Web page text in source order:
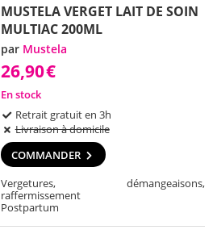
MUSTELA VERGET LAIT DE SOIN
MULTIAC 200ML
par Mustela
26,90€
En stock
Retrait gratuit en 3h
Livraison à domicile
COMMANDER
Vergetures, démangeaisons,
raffermissement
Postpartum